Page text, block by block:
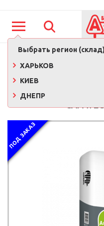
Выбрать регион
ХАРЬКОВ
КИЕВ
ДНЕПР
Главная
Клей
Клей для утеплителя
КЛЕЙ ДЛЯ
ПОД ЗАКАЗ